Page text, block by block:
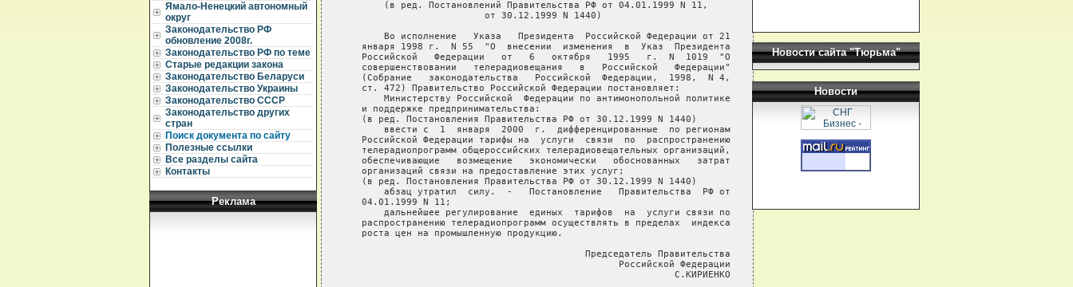
Ямало-Ненецкий автономный
округ
Законодательство РФ
обновление 2008г.
Законодательство РФ по теме
Старые редакции закона
Законодательство Беларуси
Законодательство Украины
Законодательство СССР
Законодательство других
стран
Поиск документа по сайту
Полезные ссылки
Все разделы сайта
Контакты
Реклама
       (в ред. Постановлений Правительства РФ от 04.01.1999 N 11,
                         от 30.12.1999 N 1440)
       Во исполнение   Указа   Президента  Российской Федерации от 21
   января 1998 г.  N 55  "О  внесении  изменения  в  Указ  Президента
   Российской   Федерации   от   6   октября   1995   г.  N  1019  "О
   совершенствовании   телерадиовещания   в   Российской   Федерации"
   (Собрание   законодательства   Российской  Федерации,  1998,  N 4,
   ст. 472) Правительство Российской Федерации постановляет:
       Министерству Российской  Федерации по антимонопольной политике
   и поддержке предпринимательства:
   (в ред. Постановления Правительства РФ от 30.12.1999 N 1440)
       ввести с  1  января  2000  г.  дифференцированные  по регионам
   Российской Федерации тарифы на  услуги  связи  по  распространению
   телерадиопрограмм общероссийских телерадиовещательных организаций,
   обеспечивающие   возмещение   экономически   обоснованных   затрат
   организаций связи на предоставление этих услуг;
   (в ред. Постановления Правительства РФ от 30.12.1999 N 1440)
       абзац утратил  силу.  -   Постановление   Правительства  РФ от
   04.01.1999 N 11;
       дальнейшее регулирование  единых  тарифов  на  услуги связи по
   распространению телерадиопрограмм осуществлять в пределах  индекса
   роста цен на промышленную продукцию.
                                           Председатель Правительства
                                                 Российской Федерации
                                                           С.КИРИЕНКО
Новости сайта "Тюрьма"
Новости